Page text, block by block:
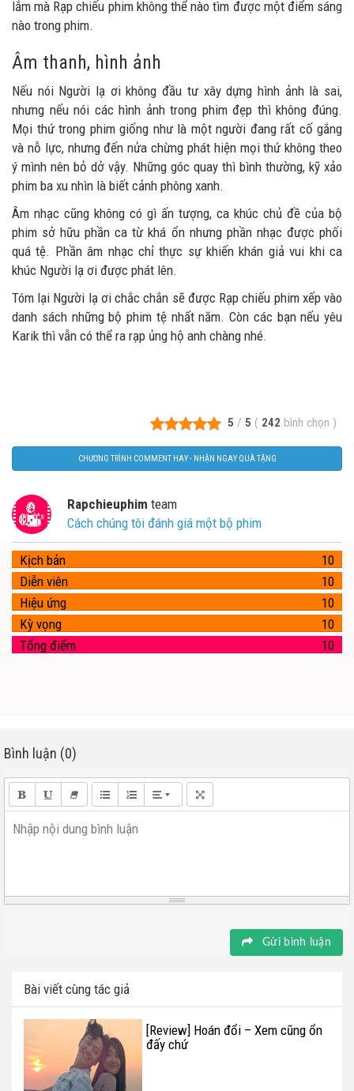
lắm mà Rạp chiếu phim không thể nào tìm được một điểm sáng
nào trong phim.
Âm thanh, hình ảnh
Nếu nói Người lạ ơi không đầu tư xây dựng hình ảnh là sai,
nhưng nếu nói các hình ảnh trong phim đẹp thì không đúng.
Mọi thứ trong phim giống như là một người đang rất cố gắng
và nỗ lực, nhưng đến nửa chừng phát hiện mọi thứ không theo
ý mình nên bỏ dở vậy. Những góc quay thì bình thường, kỹ xảo
phim ba xu nhìn là biết cảnh phông xanh.
Âm nhạc cũng không có gì ấn tượng, ca khúc chủ đề của bộ
phim sở hữu phần ca từ khá ổn nhưng phần nhạc được phối
quá tệ. Phần âm nhạc chỉ thực sự khiến khán giả vui khi ca
khúc Người lạ ơi được phát lên.
Tóm lại Người lạ ơi chắc chắn sẽ được Rạp chiếu phim xếp vào
danh sách những bộ phim tệ nhất năm. Còn các bạn nếu yêu
Karik thì vẫn có thể ra rạp ủng hộ anh chàng nhé.
5 / 5 ( 242 bình chọn )
CHƯƠNG TRÌNH COMMENT HAY - NHẬN NGAY QUÀ TẶNG
Rapchieuphim team
Cách chúng tôi đánh giá một bộ phim
Kịch bản
10
Diễn viên
10
Hiệu ứng
10
Kỳ vọng
10
Tổng điểm
10
Bình luận (0)
Nhập nội dung bình luận
Gửi bình luận
Bài viết cùng tác giả
[Review] Hoán đổi – Xem cũng ổn
đấy chứ